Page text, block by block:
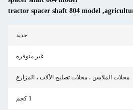
,
tractor spacer shaft 804 model
جديد
غير متوفره
محلات الملابس ، محلات تصليح الآلات ، المزارع
1 كجم